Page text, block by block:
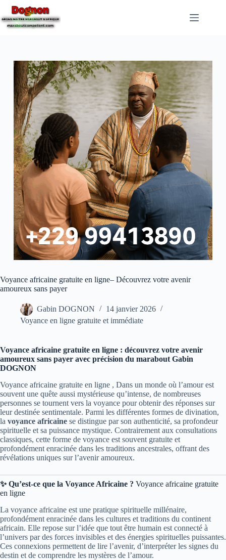
Voyance africaine gratuite en ligne– Découvrez votre avenir
amoureux sans payer
Gabin DOGNON
14 janvier 2026
Voyance en ligne gratuite et immédiate
Voyance africaine gratuite en ligne : découvrez votre avenir
amoureux sans payer avec précision du marabout Gabin
DOGNON
Voyance africaine gratuite en ligne , Dans un monde où l’amour est
souvent une quête aussi mystérieuse qu’intense, de nombreuses
personnes se tournent vers la voyance pour obtenir des réponses sur
leur destinée sentimentale. Parmi les différentes formes de divination,
la voyance africaine se distingue par son authenticité, sa profondeur
spirituelle et sa puissance mystique. Contrairement aux consultations
classiques, cette forme de voyance est souvent gratuite et
profondément enracinée dans les traditions ancestrales, offrant des
révélations uniques sur l’avenir amoureux.
✨ Qu’est-ce que la Voyance Africaine ? Voyance africaine gratuite
en ligne
La voyance africaine est une pratique spirituelle millénaire,
profondément enracinée dans les cultures et traditions du continent
africain. Elle repose sur l’idée que tout être humain est connecté à
l’univers par des forces invisibles et des énergies spirituelles puissantes.
Ces connexions permettent de lire l’avenir, d’interpréter les signes du
destin et de comprendre les mystères de l’amour.